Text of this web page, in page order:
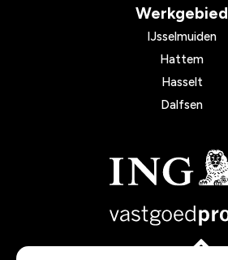
Werkgebied
IJsselmuiden
Hattem
Hasselt
Dalfsen